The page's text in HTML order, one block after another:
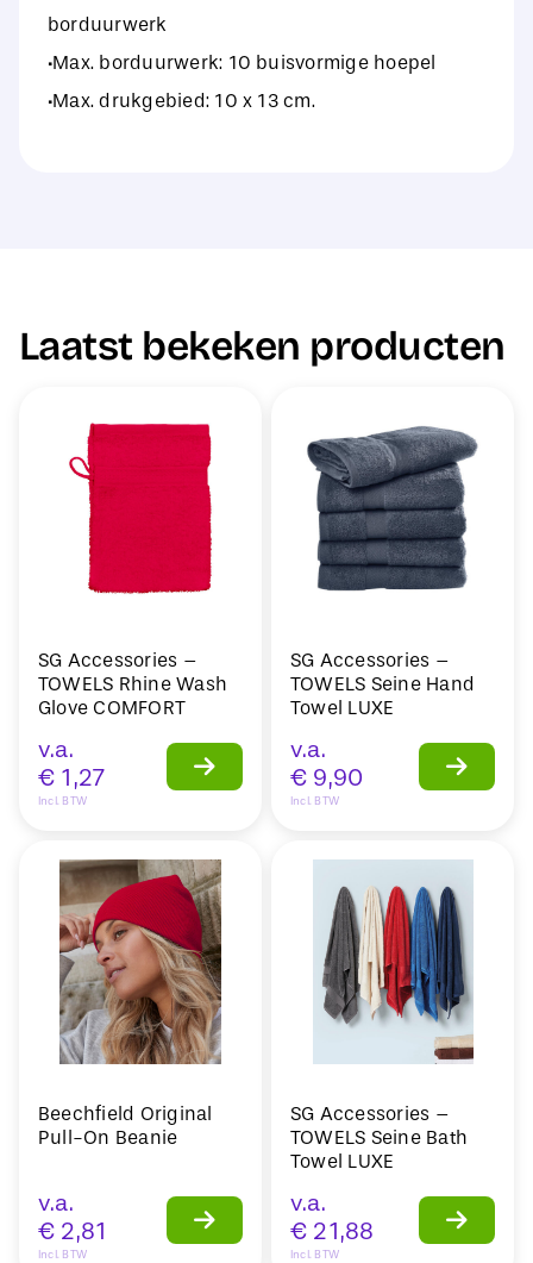
borduurwerk
·Max. borduurwerk: 10 buisvormige hoepel
·Max. drukgebied: 10 x 13 cm.
Laatst bekeken producten
SG Accessories –
TOWELS Rhine Wash
Glove COMFORT
v.a.
€ 1,27
Incl. BTW
SG Accessories –
TOWELS Seine Hand
Towel LUXE
v.a.
€ 9,90
Incl. BTW
Beechfield Original
Pull-On Beanie
v.a.
€ 2,81
Incl. BTW
SG Accessories –
TOWELS Seine Bath
Towel LUXE
v.a.
€ 21,88
Incl. BTW